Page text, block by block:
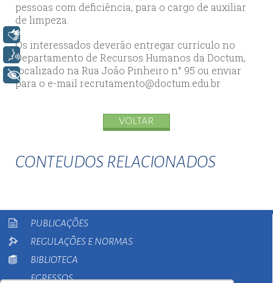
pessoas com deficiência, para o cargo de auxiliar
de limpeza.
Os interessados deverão entregar currículo no
Departamento de Recursos Humanos da Doctum,
localizado na Rua João Pinheiro n° 95 ou enviar
para o e-mail recrutamento@doctum.edu.br
VOLTAR
CONTEUDOS RELACIONADOS
PUBLICAÇÕES
REGULAÇÕES E NORMAS
BIBLIOTECA
EGRESSOS
Voz
+ Acessibilidade